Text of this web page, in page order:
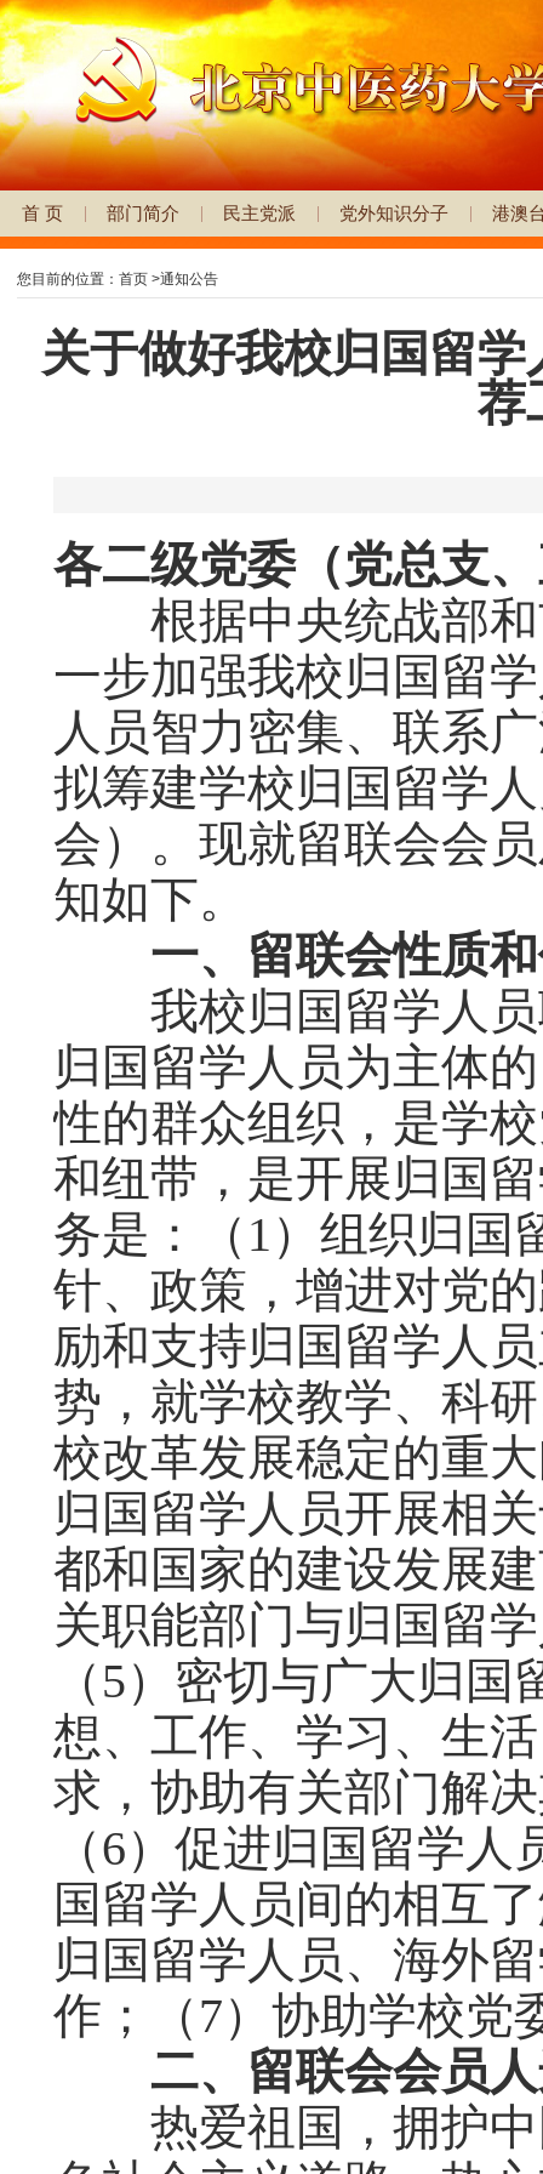
首 页 部门简介 民主党派 党外知识分子 港澳
您目前的位置： 首页 >通知公告
关于做好我校归国留
荐
各二级党委（党总支
根据中央统战部和
一步加强我校归国留
人员智力密集、联系
拟筹建学校归国留学
会）。现就留联会会
知如下。
一、留联会性质和
我校归国留学人员
归国留学人员为主体
性的群众组织，是学
和纽带，是开展归国
务是：（1）组织归国
针、政策，增进对党
励和支持归国留学人
势，就学校教学、科
校改革发展稳定的重
归国留学人员开展相
都和国家的建设发展
关职能部门与归国留
（5）密切与广大归
想、工作、学习、生
求，协助有关部门解
（6）促进归国留学
国留学人员间的相互
归国留学人员、海外
作；（7）协助学校党
二、留联会会员人
热爱祖国，拥护中